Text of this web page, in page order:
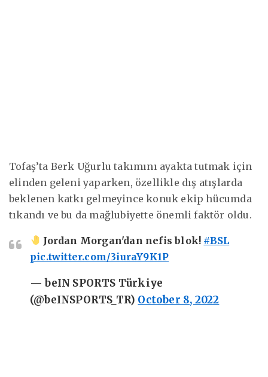
Tofaş’ta Berk Uğurlu takımını ayakta tutmak için
elinden geleni yaparken, özellikle dış atışlarda
beklenen katkı gelmeyince konuk ekip hücumda
tıkandı ve bu da mağlubiyette önemli faktör oldu.
Jordan Morgan'dan nefis blok! #BSL
pic.twitter.com/3iuraY9K1P
— beIN SPORTS Türkiye
(@beINSPORTS_TR) October 8, 2022